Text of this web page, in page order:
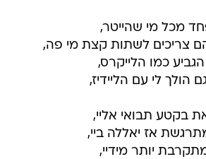
מכל מי שהייטר,
צריכים לשתות קצת מי פה,
כמו הלייקרס,
לי עם הליידיז,
בקטע תבואי אליי,
אז יאללה ביי,
יותר מידיי,